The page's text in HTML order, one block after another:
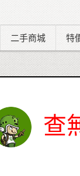
二手商城 特
查